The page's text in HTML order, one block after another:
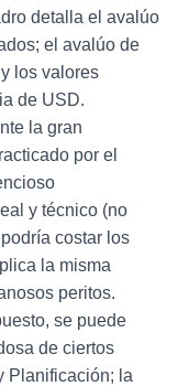
detalla el avalúo
el avalúo de
los valores
de USD.
la gran
por el
y técnico (no
costar los
la misma
peritos.
se puede
de ciertos
Planificación; la